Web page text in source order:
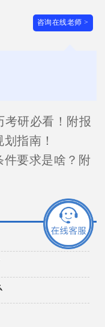
咨询在线老师 >
考研必看！附报
指南！
件要求是啥？附